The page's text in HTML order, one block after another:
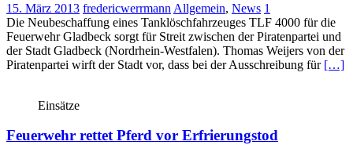
15. März 2013 fredericwerrmann Allgemein, News 1
Die Neubeschaffung eines Tanklöschfahrzeuges TLF 4000 für die
Feuerwehr Gladbeck sorgt für Streit zwischen der Piratenpartei und
der Stadt Gladbeck (Nordrhein-Westfalen). Thomas Weijers von der
Piratenpartei wirft der Stadt vor, dass bei der Ausschreibung für […]
Einsätze
Feuerwehr rettet Pferd vor Erfrierungstod